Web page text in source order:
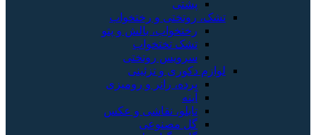
پشتی
تشک، روتختی و رختخواب
رختخواب، بالش و پتو
تشک تختخواب
سرویس روتختی
لوازم دکوری و تزئینی
پرده، رانر و رومیزی
آینه
تابلو، نقاشی و عکس
گل مصنوعی